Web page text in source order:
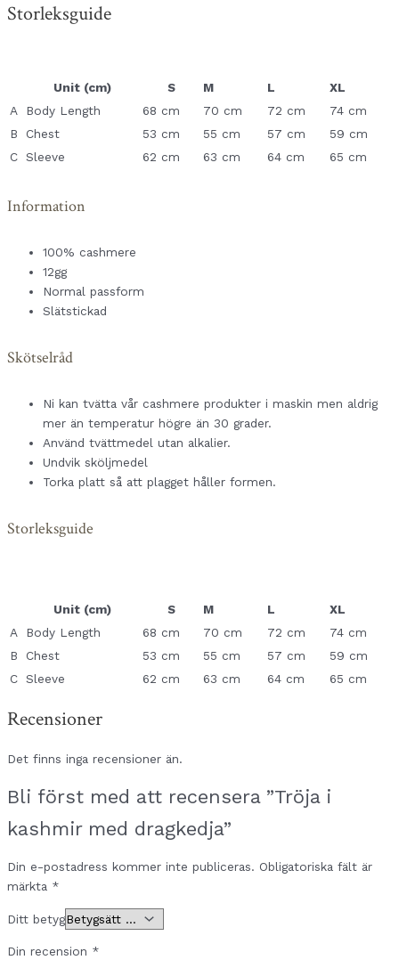
Storleksguide
Unit (cm) S M L
XL
A
Body Length 68 cm 70 cm 72 cm
74 cm
B
Chest 53 cm 55 cm 57 cm
59 cm
C Sleeve 62 cm 63 cm 64 cm 65 cm
Information
100% cashmere
12gg
Normal passform
Slätstickad
Skötselråd
Ni kan tvätta vår cashmere produkter i maskin men aldrig
mer än temperatur högre än 30 grader.
Använd tvättmedel utan alkalier.
Undvik sköljmedel
Torka platt så att plagget håller formen.
Storleksguide
Unit (cm) S M L
XL
A
Body Length 68 cm 70 cm 72 cm
74 cm
B
Chest 53 cm 55 cm 57 cm
59 cm
C Sleeve 62 cm 63 cm 64 cm 65 cm
Recensioner
Det finns inga recensioner än.
Bli först med att recensera ”Tröja i
kashmir med dragkedja”
Din e-postadress kommer inte publiceras. Obligatoriska fält är
märkta *
Ditt betyg
Din recension *